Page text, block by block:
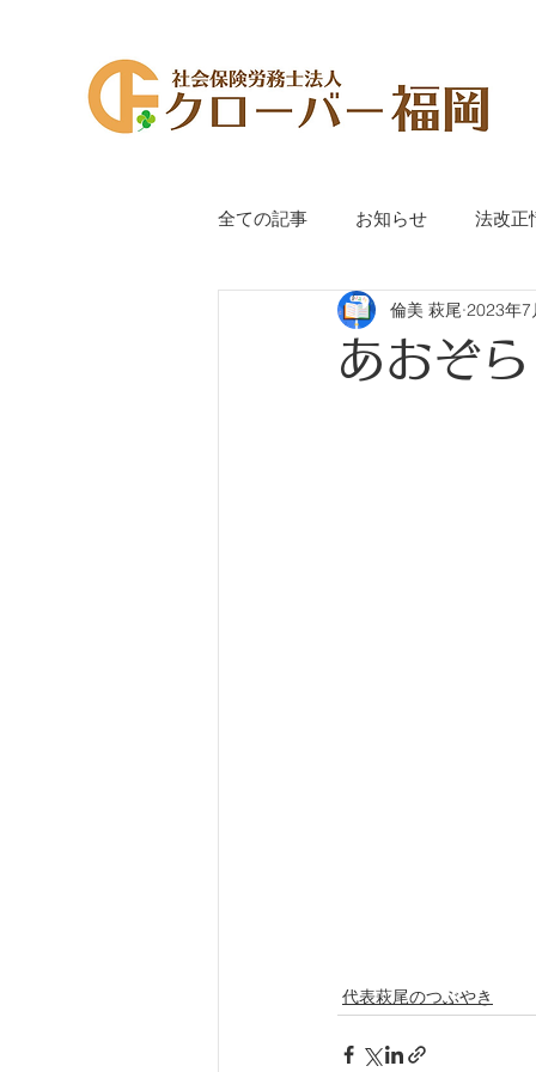
全ての記事 お知らせ 法改正
代表萩尾のつぶやき 手続き
あおぞ
倫美 萩尾 2023年7
代表萩尾のつぶやき